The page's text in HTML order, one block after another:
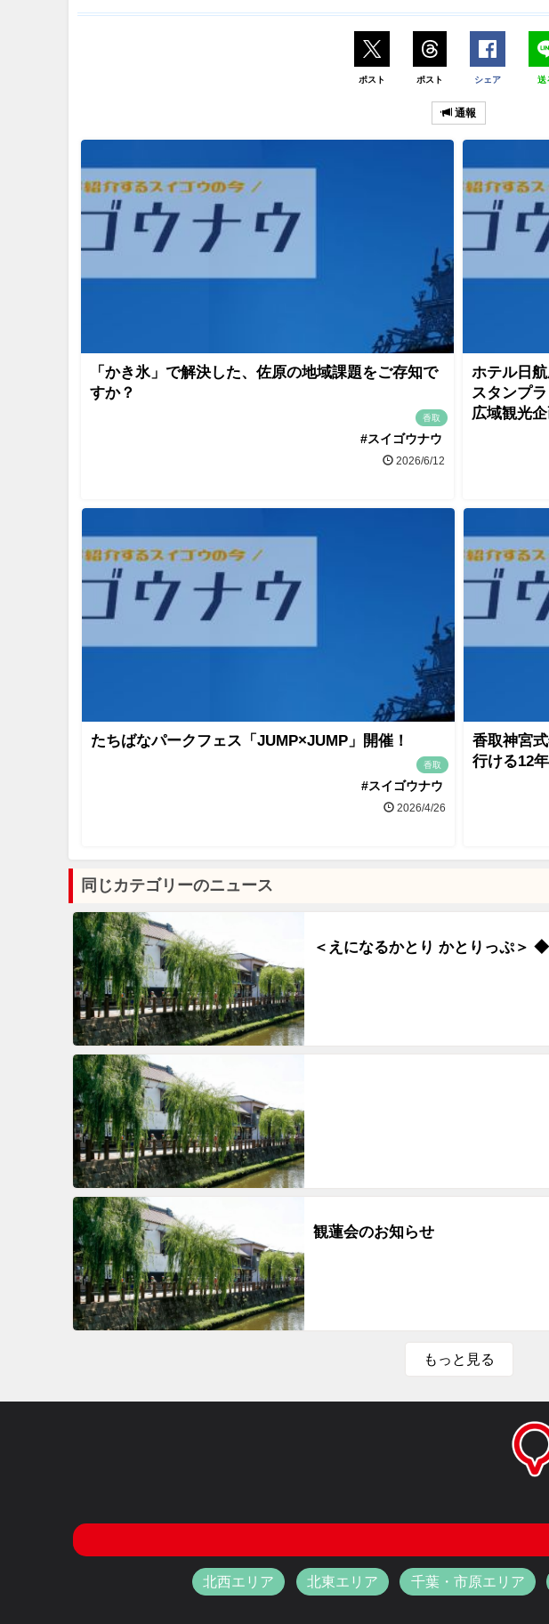
ポスト ポスト シェア 送
通報
「かき氷」で解決した、佐原の地域課題をご存知で
すか？
香取
#スイゴウナウ
2026/6/12
ホテル日
スタンプ
広域観光
たちばなパークフェス「JUMP×JUMP」開催！
香取
#スイゴウナウ
2026/4/26
香取神宮
行ける12
同じカテゴリーのニュース
＜えになるかとり かとりっぷ＞
観蓮会のお知らせ
もっと見る
北西エリア 北東エリア 千葉・市原エリア